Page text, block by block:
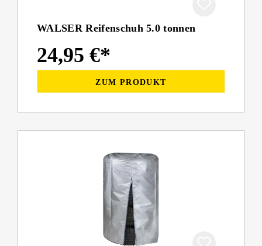
WALSER Reifenschuh 5.0 tonnen
24,95 €*
ZUM PRODUKT